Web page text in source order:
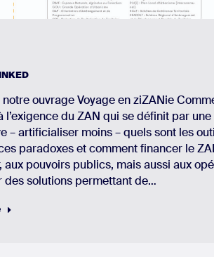
ouvrage Voyage en ziZANie
l’exigence du ZAN qui se définit par
– artificialiser moins – quels sont les
paradoxes et comment financer le
aux pouvoirs publics, mais aussi aux
des solutions permettant de…